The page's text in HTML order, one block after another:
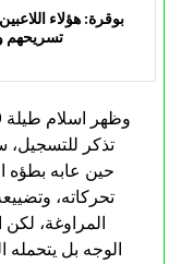
بوقرة: هؤلاء
تسريحهم
تذكر
حين عابه بطؤه
تحركاته،
المراوغة،
الوجه بل يتحمله